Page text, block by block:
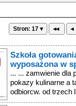
Stron: 17 ▾ ◂◂ ◂
Szkoła
wyposażona w
... ... zamwienie dla
pokazy kulinarne a
odbiorcw. od trzech